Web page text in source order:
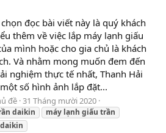
đọc bài viết này là quý khách
thêm về việc lắp máy lạnh giấu
mình hoặc cho gia chủ là khách
Và nhằm mong muốn đem đến
nghiệm thực tế nhất, Thanh Hải
số hình ảnh lắp đặt...
đề 31 Tháng mười 2020
daikin máy lạnh giấu trần
daikin